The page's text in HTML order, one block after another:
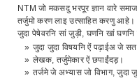
NTM जो मकसदु भरपूर ज्ञान वारे
तर्जुमो करण लाइ उत्साहित करणु
जुदा पेषेवरनि सां जुड़ी, घणनि खां
» जुदा जुदा विषयनि ऐं पढ़ाईअ जे
» लेखक, तर्जुमेकार ऐं छपाईंदड़।
» तर्जमे जे अभ्यास जो विभाग, जुदा